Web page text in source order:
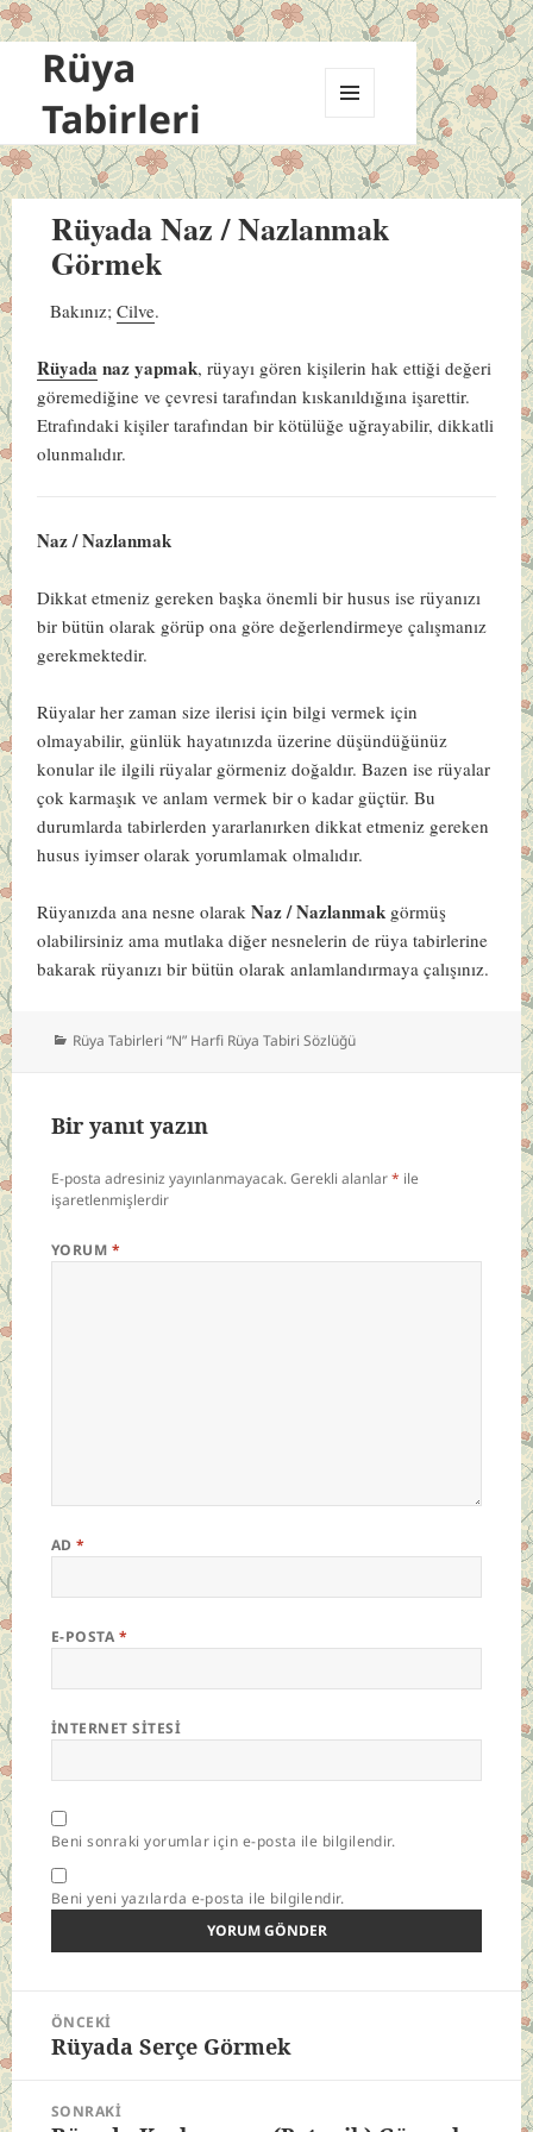
Rüya
Tabirleri
VE
BILEŞENLER
Rüyada Naz / Nazlanmak
Görmek
Bakınız;Cilve.
Rüyada naz yapmak, rüyayı gören kişilerin hak ettiği değeri
göremediğine ve çevresi tarafından kıskanıldığına işarettir.
Etrafındaki kişiler tarafından bir kötülüğe uğrayabilir, dikkatli
olunmalıdır.
Naz / Nazlanmak
Dikkat etmeniz gereken başka önemli bir husus ise rüyanızı
bir bütün olarak görüp ona göre değerlendirmeye çalışmanız
gerekmektedir.
Rüyalar her zaman size ilerisi için bilgi vermek için
olmayabilir, günlük hayatınızda üzerine düşündüğünüz
konular ile ilgili rüyalar görmeniz doğaldır. Bazen ise rüyalar
çok karmaşık ve anlam vermek bir o kadar güçtür. Bu
durumlarda tabirlerden yararlanırken dikkat etmeniz gereken
husus iyimser olarak yorumlamak olmalıdır.
Rüyanızda ana nesne olarakNaz / Nazlanmak görmüş
olabilirsiniz ama mutlaka diğer nesnelerin de rüya tabirlerine
bakarak rüyanızı bir bütün olarak anlamlandırmaya çalışınız.
Kategoriler
Rüya Tabirleri “N” Harfi Rüya Tabiri Sözlüğü
Bir yanıt yazın
E-posta adresiniz yayınlanmayacak.Gerekli alanlar* ile
işaretlenmişlerdir
YORUM *
AD*
E-POSTA *
İNTERNET SITESI
Beni sonraki yorumlar için e-posta ile bilgilendir.
Beni yeni yazılarda e-posta ile bilgilendir.
Yazı
gezinmesi
ÖNCEKI
Önceki
Rüyada Serçe Görmek
SONRAKI